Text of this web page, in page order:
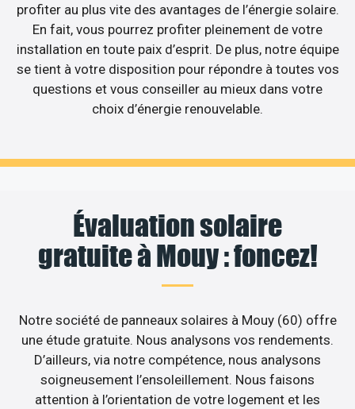
profiter au plus vite des avantages de l’énergie solaire.
En fait, vous pourrez profiter pleinement de votre
installation en toute paix d’esprit. De plus, notre équipe
se tient à votre disposition pour répondre à toutes vos
questions et vous conseiller au mieux dans votre
choix d’énergie renouvelable.
Évaluation solaire
gratuite à Mouy : foncez!
Notre société de panneaux solaires à Mouy (60) offre
une étude gratuite. Nous analysons vos rendements.
D’ailleurs, via notre compétence, nous analysons
soigneusement l’ensoleillement. Nous faisons
attention à l’orientation de votre logement et les